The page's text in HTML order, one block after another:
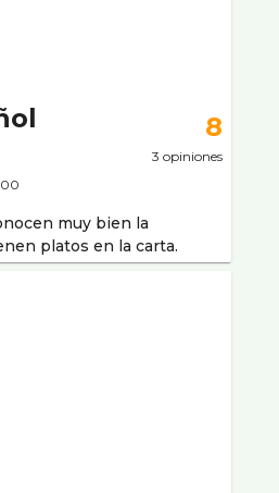
8
3 opiniones
muy bien la
platos en la carta.